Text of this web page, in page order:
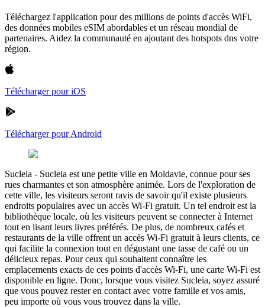
Téléchargez l'application pour des millions de points d'accès WiFi,
des données mobiles eSIM abordables et un réseau mondial de
partenaires. Aidez la communauté en ajoutant des hotspots dns votre
région.
Télécharger pour iOS
Télécharger pour Android
Sucleia - Sucleia est une petite ville en Moldavie, connue pour ses
rues charmantes et son atmosphère animée. Lors de l'exploration de
cette ville, les visiteurs seront ravis de savoir qu'il existe plusieurs
endroits populaires avec un accès Wi-Fi gratuit. Un tel endroit est la
bibliothèque locale, où les visiteurs peuvent se connecter à Internet
tout en lisant leurs livres préférés. De plus, de nombreux cafés et
restaurants de la ville offrent un accès Wi-Fi gratuit à leurs clients, ce
qui facilite la connexion tout en dégustant une tasse de café ou un
délicieux repas. Pour ceux qui souhaitent connaître les
emplacements exacts de ces points d'accès Wi-Fi, une carte Wi-Fi est
disponible en ligne. Donc, lorsque vous visitez Sucleia, soyez assuré
que vous pouvez rester en contact avec votre famille et vos amis,
peu importe où vous vous trouvez dans la ville.